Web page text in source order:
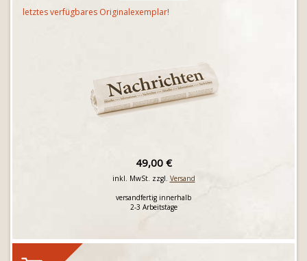
letztes verfügbares Originalexemplar!
49,00 €
inkl. MwSt. zzgl. Versand
versandfertig innerhalb
2-3 Arbeitstage